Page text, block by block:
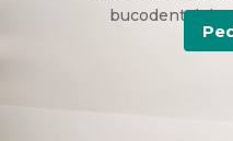
bucodental